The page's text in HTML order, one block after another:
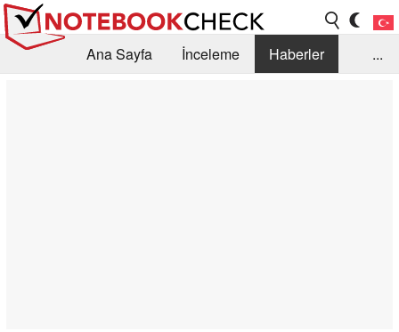
Ana Sayfa İnceleme
Haberler
...